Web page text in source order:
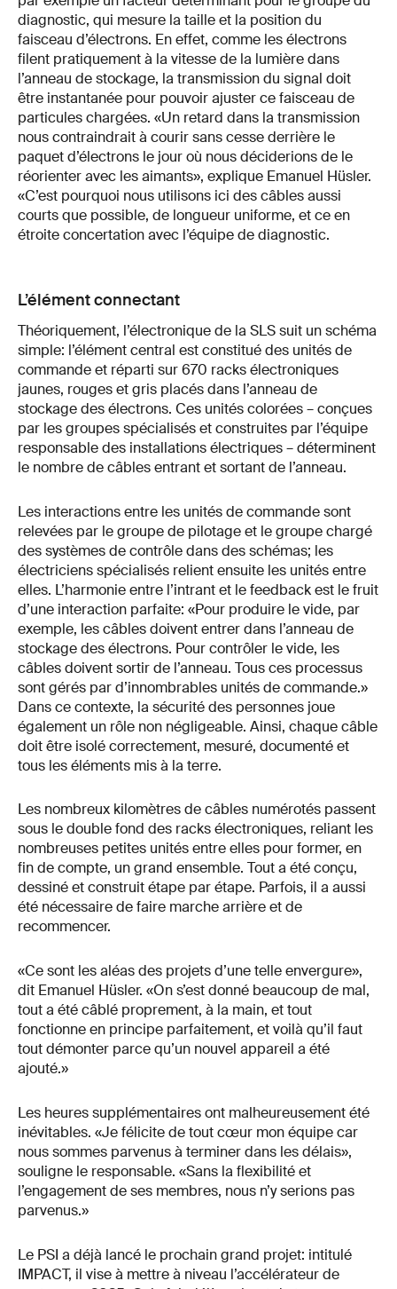
diagnostic, qui mesure la taille et la position du
faisceau d’électrons. En effet, comme les électrons
filent pratiquement à la vitesse de la lumière dans
l’anneau de stockage, la transmission du signal doit
être instantanée pour pouvoir ajuster ce faisceau de
particules chargées. «Un retard dans la transmission
nous contraindrait à courir sans cesse derrière le
paquet d’électrons le jour où nous déciderions de le
réorienter avec les aimants», explique Emanuel Hüsler.
«C’est pourquoi nous utilisons ici des câbles aussi
courts que possible, de longueur uniforme, et ce en
étroite concertation avec l’équipe de diagnostic.
L’élément connectant
Théoriquement, l’électronique de la SLS suit un schéma
simple: l’élément central est constitué des unités de
commande et réparti sur 670 racks électroniques
jaunes, rouges et gris placés dans l’anneau de
stockage des électrons. Ces unités colorées – conçues
par les groupes spécialisés et construites par l’équipe
responsable des installations électriques – déterminent
le nombre de câbles entrant et sortant de l’anneau.
Les interactions entre les unités de commande sont
relevées par le groupe de pilotage et le groupe chargé
des systèmes de contrôle dans des schémas; les
électriciens spécialisés relient ensuite les unités entre
elles. L’harmonie entre l’intrant et le feedback est le fruit
d’une interaction parfaite: «Pour produire le vide, par
exemple, les câbles doivent entrer dans l’anneau de
stockage des électrons. Pour contrôler le vide, les
câbles doivent sortir de l’anneau. Tous ces processus
sont gérés par d’innombrables unités de commande.»
Dans ce contexte, la sécurité des personnes joue
également un rôle non négligeable. Ainsi, chaque câble
doit être isolé correctement, mesuré, documenté et
tous les éléments mis à la terre.
Les nombreux kilomètres de câbles numérotés passent
sous le double fond des racks électroniques, reliant les
nombreuses petites unités entre elles pour former, en
fin de compte, un grand ensemble. Tout a été conçu,
dessiné et construit étape par étape. Parfois, il a aussi
été nécessaire de faire marche arrière et de
recommencer.
«Ce sont les aléas des projets d’une telle envergure»,
dit Emanuel Hüsler. «On s’est donné beaucoup de mal,
tout a été câblé proprement, à la main, et tout
fonctionne en principe parfaitement, et voilà qu’il faut
tout démonter parce qu’un nouvel appareil a été
ajouté.»
Les heures supplémentaires ont malheureusement été
inévitables. «Je félicite de tout cœur mon équipe car
nous sommes parvenus à terminer dans les délais»,
souligne le responsable. «Sans la flexibilité et
l’engagement de ses membres, nous n’y serions pas
parvenus.»
Le PSI a déjà lancé le prochain grand projet: intitulé
IMPACT, il vise à mettre à niveau l’accélérateur de